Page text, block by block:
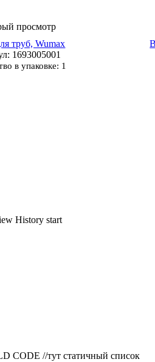
просмотр
труб, Wumax
: 1693005001
в упаковке: 1
History start
CODE //тут статичный список